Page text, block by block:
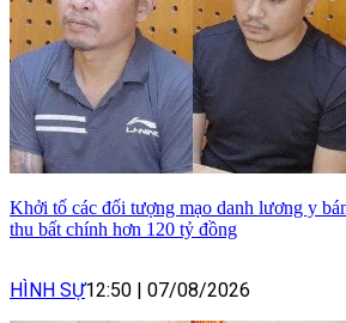
Khởi tố các đối tượng mạo danh lương y
thu bất chính hơn 120 tỷ đồng
HÌNH SỰ12:50 | 07/08/2026